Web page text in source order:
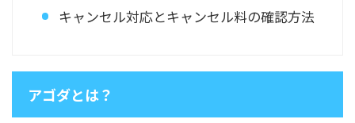
キャンセル対応とキャンセル料の確認方法
アゴダとは？